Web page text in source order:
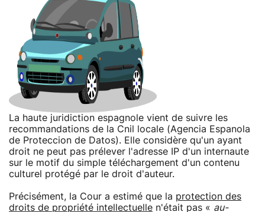
La haute juridiction espagnole vient de suivre les
recommandations de la Cnil locale (Agencia Espanola
de Proteccion de Datos). Elle considère qu'un ayant
droit ne peut pas prélever l'adresse IP d'un internaute
sur le motif du simple téléchargement d'un contenu
culturel protégé par le droit d'auteur.
Précisément, la Cour a estimé que la protection des
droits de propriété intellectuelle n'était pas « au-